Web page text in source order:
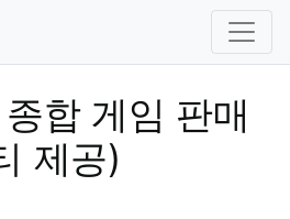
합 게임 판매
제공)